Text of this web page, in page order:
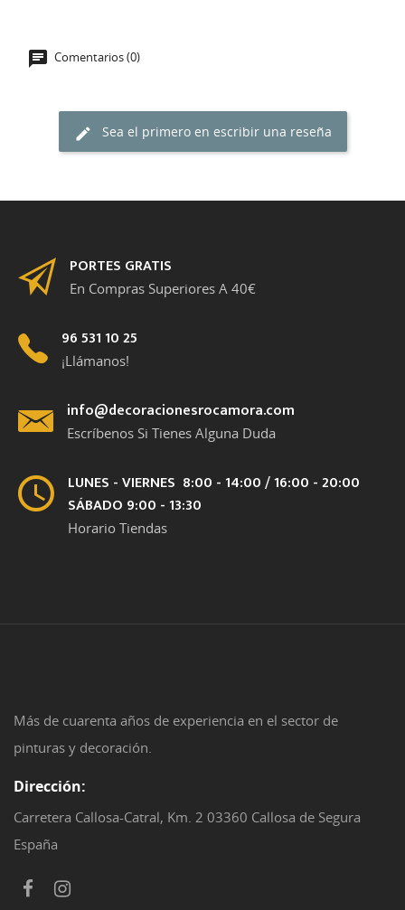
Comentarios (0)
Sea el primero en escribir una reseña
PORTES GRATIS
En Compras Superiores A 40€
96 531 10 25
¡Llámanos!
info@decoracionesrocamora.com
Escríbenos Si Tienes Alguna Duda
LUNES - VIERNES 8:00 - 14:00 / 16:00 - 20:00
SÁBADO 9:00 - 13:30
Horario Tiendas
Más de cuarenta años de experiencia en el sector de
pinturas y decoración.
Dirección:
Carretera Callosa-Catral, Km. 2 03360 Callosa de Segura
España